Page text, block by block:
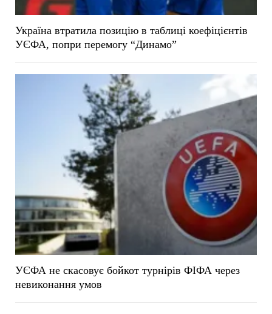
Україна втратила позицію в таблиці коефіцієнтів
УЄФА, попри перемогу “Динамо”
УЄФА не скасовує бойкот турнірів ФІФА через
невиконання умов